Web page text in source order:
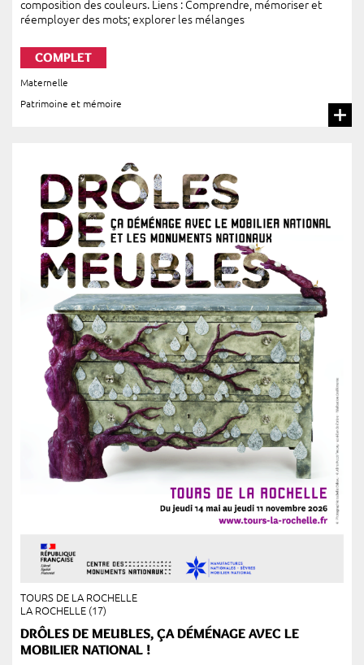
composition des couleurs. Liens : Comprendre, mémoriser et
réemployer des mots; explorer les mélanges
COMPLET
Maternelle
Patrimoine et mémoire
TOURS DE LA ROCHELLE
LA ROCHELLE (17)
DRÔLES DE MEUBLES, ÇA DÉMÉNAGE AVEC LE
MOBILIER NATIONAL !